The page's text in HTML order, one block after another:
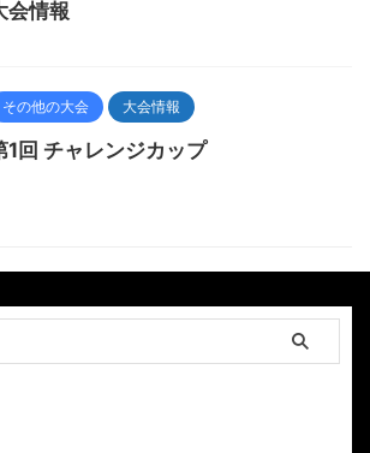
会情報
その他の大会 大会情報
1回 チャレンジカップ